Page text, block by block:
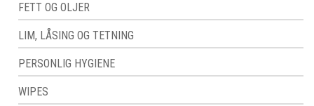
FETT OG OLJER
LIM, LÅSING OG TETNING
PERSONLIG HYGIENE
WIPES